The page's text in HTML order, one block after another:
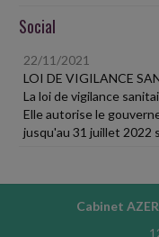
Social
22/11/2021
LOI DE VIGILANCE
La loi de vigilance
Elle autorise le
jusqu'au 31 juillet 2022
Cabinet